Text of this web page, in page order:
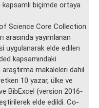
kapsamlı biçimde ortaya
of Science Core Collection
arasında yayımlanan
uygulanarak elde edilen
kapsamındaki
makaleleri dahil
10 yazar, ülke ve
BibExcel (version 2016-
elde edildi. Co-